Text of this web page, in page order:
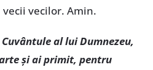
vecilor. Amin.
al lui Dumnezeu,
şi ai primit, pentru